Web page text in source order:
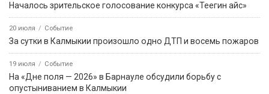
Началось зрительское голосование конкурса «Теегин айс»
20 июля Событие
За сутки в Калмыкии произошло одно ДТП и восемь пожаров
19 июля Событие
На «Дне поля — 2026» в Барнауле обсудили борьбу с
опустыниванием в Калмыкии